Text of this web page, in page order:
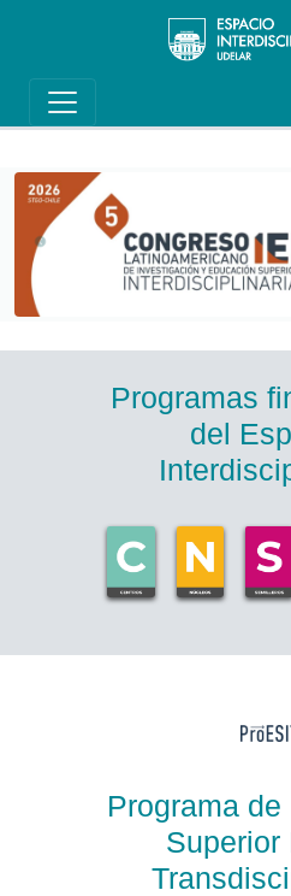
Main navigation
Programas
del
Programa
Superior